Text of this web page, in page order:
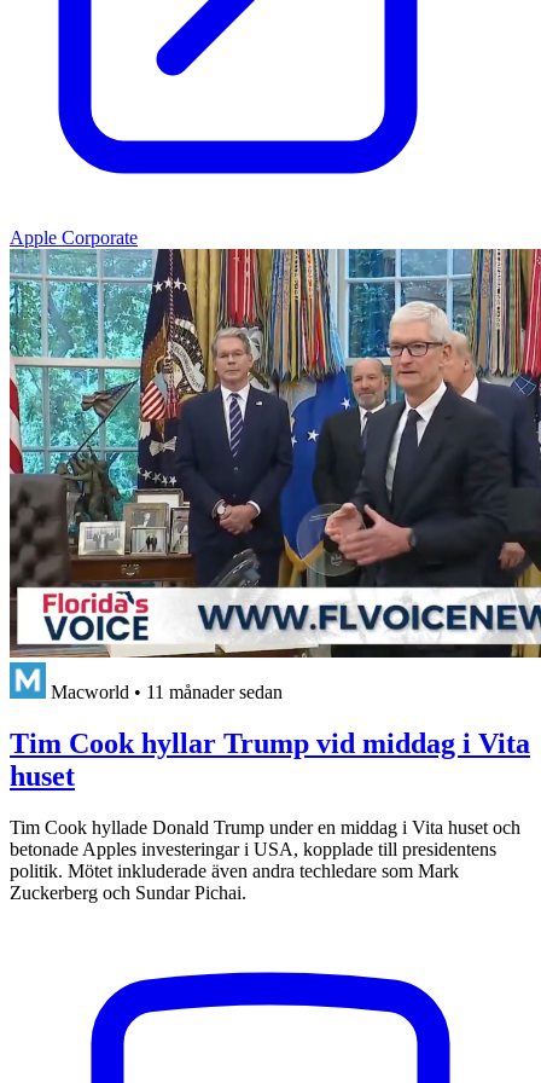
Apple Corporate
Macworld • 11 månader sedan
Tim Cook hyllar Trump vid middag i Vita
huset
Tim Cook hyllade Donald Trump under en middag i Vita huset och
betonade Apples investeringar i USA, kopplade till presidentens
politik. Mötet inkluderade även andra techledare som Mark
Zuckerberg och Sundar Pichai.